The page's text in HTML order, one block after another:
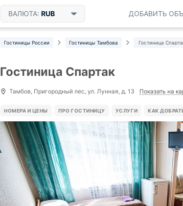
ВАЛЮТА: RUB ДОБАВИТЬ
Гостиницы России Гостиницы Тамбова Гостиница
Гостиница Спартак
Тамбов, Пригородный лес, ул. Лунная, д. 13 Показать на
НОМЕРА И ЦЕНЫ ПРО ГОСТИНИЦУ УСЛУГИ КАК